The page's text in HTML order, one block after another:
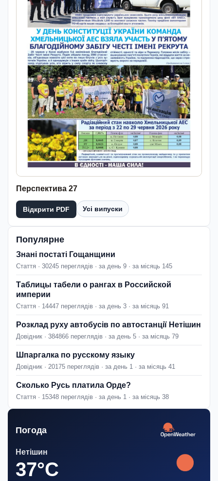
Перспектива 27
Відкрити PDF Усі випуски
Популярне
Знані постаті Гощанщини
Стаття · 30245 переглядів · за день 9 · за місяць 145
Таблицы табели о рангах в Российской
империи
Стаття · 14447 переглядів · за день 3 · за місяць 91
Розклад руху автобусів по автостанції Нетішин
Довідник · 384866 переглядів · за день 5 · за місяць 79
Шпаргалка по русскому языку
Довідник · 20175 переглядів · за день 1 · за місяць 41
Сколько Русь платила Орде?
Стаття · 15348 переглядів · за день 1 · за місяць 38
Погода
Нетішин
37°C